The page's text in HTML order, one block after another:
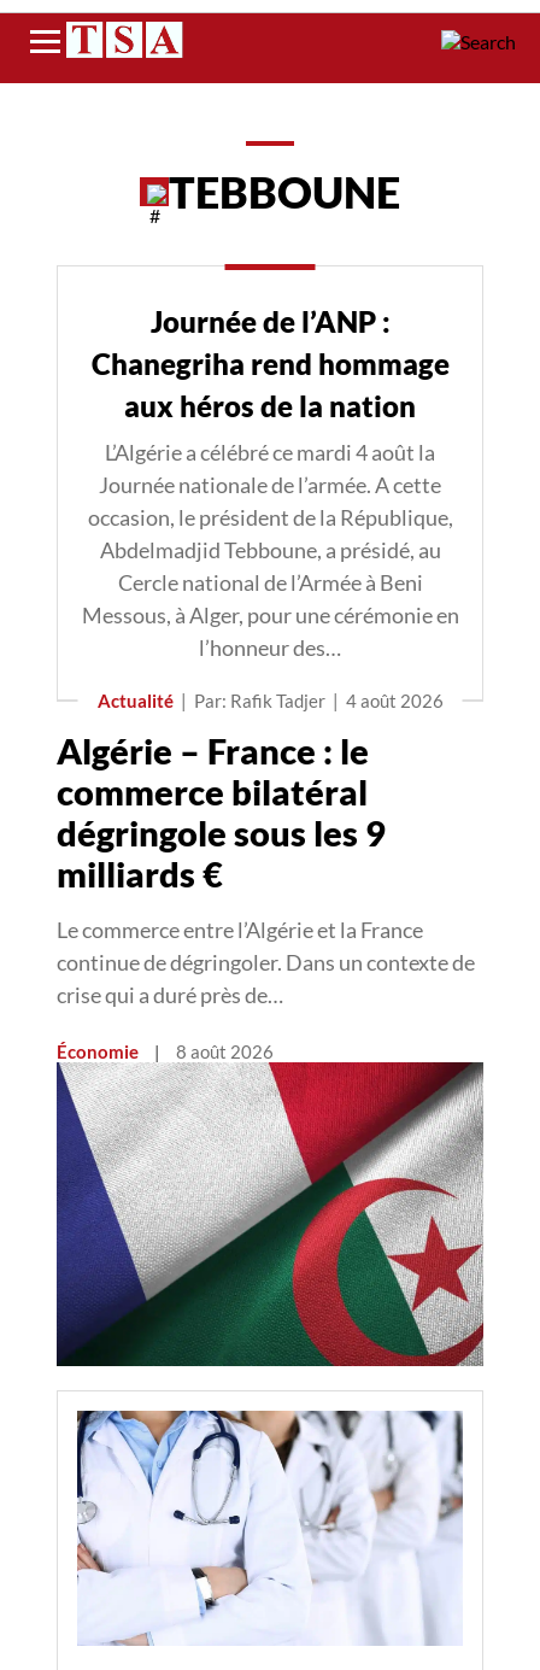
Menu
TEBBOUNE
Journée de l’ANP :
Chanegriha rend hommage
aux héros de la nation
L’Algérie a célébré ce mardi 4 août la
Journée nationale de l’armée. A cette
occasion, le président de la République,
Abdelmadjid Tebboune, a présidé, au
Cercle national de l’Armée à Beni
Messous, à Alger, pour une cérémonie en
l’honneur des…
Actualité | Par: Rafik Tadjer | 4 août 2026
Algérie – France : le
commerce bilatéral
dégringole sous les 9
milliards €
Le commerce entre l’Algérie et la France
continue de dégringoler. Dans un contexte de
crise qui a duré près de…
Économie | 8 août 2026